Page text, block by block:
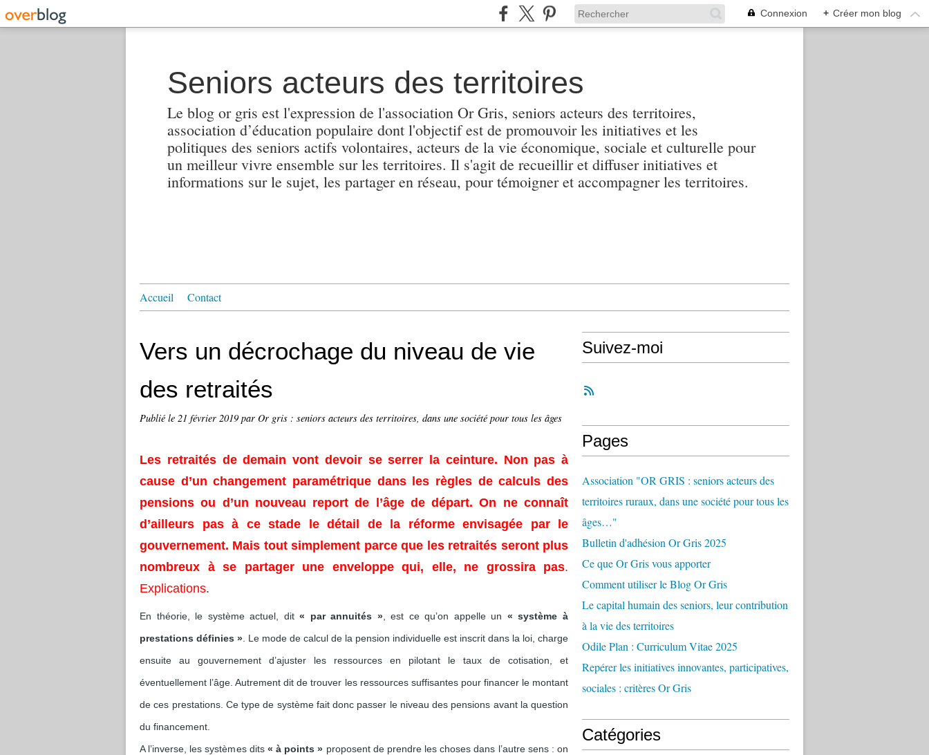
Connexion + Créer mon blog
Seniors acteurs des territoires
Le blog or gris est l'expression de l'association Or Gris, seniors acteurs des territoires,
association d’éducation populaire dont l'objectif est de promouvoir les initiatives et les
politiques des seniors actifs volontaires, acteurs de la vie économique, sociale et culturelle pour
un meilleur vivre ensemble sur les territoires. Il s'agit de recueillir et diffuser initiatives et
informations sur le sujet, les partager en réseau, pour témoigner et accompagner les territoires.
Accueil Contact
Vers un décrochage du niveau de vie
des retraités
Publié le 21 février 2019 par Or gris : seniors acteurs des territoires, dans une société pour tous les âges
Les retraités de demain vont devoir se serrer la ceinture. Non pas à
cause d’un changement paramétrique dans les règles de calculs des
pensions ou d’un nouveau report de l’âge de départ. On ne connaît
d’ailleurs pas à ce stade le détail de la réforme envisagée par le
gouvernement. Mais tout simplement parce que les retraités seront plus
nombreux à se partager une enveloppe qui, elle, ne grossira pas.
Explications.
En théorie, le système actuel, dit« par annuités », est ce qu’on appelle un « système à
prestations définies » . Le mode de calcul de la pension individuelle est inscrit dans la loi, charge
ensuite au gouvernement d’ajuster les ressources en pilotant le taux de cotisation, et
éventuellement l’âge. Autrement dit de trouver les ressources suffisantes pour financer le montant
de ces prestations. Ce type de système fait donc passer le niveau des pensions avant la question
du financement.
A l’inverse, les systèmes dits « à points » proposent de prendre les choses dans l’autre sens : on
Suivez-moi
Pages
Association "OR GRIS : seniors acteurs des
territoires ruraux, dans une société pour tous les
âges…"
Bulletin d'adhésion Or Gris 2025
Ce que Or Gris vous apporter
Comment utiliser le Blog Or Gris
Le capital humain des seniors, leur contribution
à la vie des territoires
Odile Plan : Curriculum Vitae 2025
Repérer les initiatives innovantes, participatives,
sociales : critères Or Gris
Catégories